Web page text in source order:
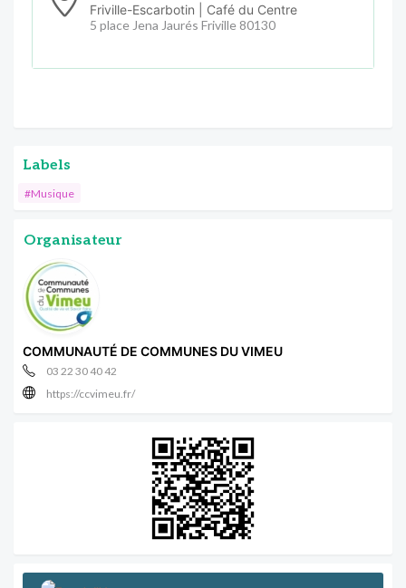
Friville-Escarbotin | Café du Centre
5 place Jena Jaurés Friville 80130
Labels
#Musique
Organisateur
COMMUNAUTÉ DE COMMUNES DU VIMEU
03 22 30 40 42
https://ccvimeu.fr/